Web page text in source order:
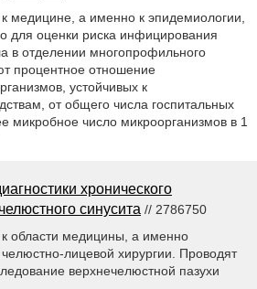
к медицине, а именно к эпидемиологии,
для оценки риска инфицирования
в отделении многопрофильного
процентное отношение
устойчивых к
от общего числа госпитальных
микробное число микроорганизмов в 1
хронического
синусита // 2786750
к области медицины, а именно
лицевой хирургии. Проводят
верхнечелюстной пазухи